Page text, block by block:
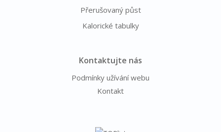
Přerušovaný půst
Kalorické tabulky
Kontaktujte nás
Podmínky užívání webu
Kontakt